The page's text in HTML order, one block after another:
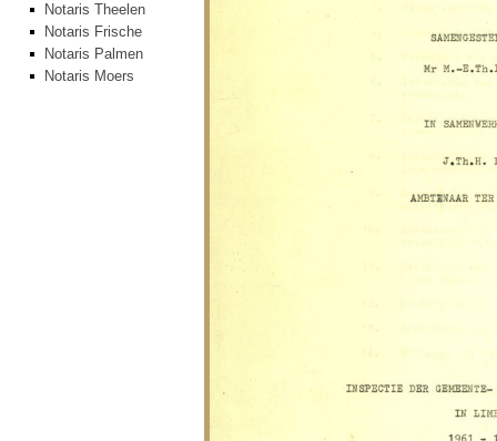
Notaris Theelen
Notaris Frische
Notaris Palmen
Notaris Moers